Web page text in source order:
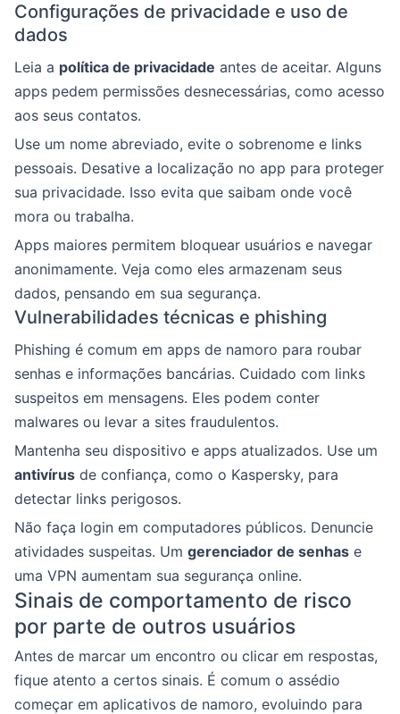
Configurações de privacidade e uso de
dados
Leia a política de privacidade antes de aceitar. Alguns
apps pedem permissões desnecessárias, como acesso
aos seus contatos.
Use um nome abreviado, evite o sobrenome e links
pessoais. Desative a localização no app para proteger
sua privacidade. Isso evita que saibam onde você
mora ou trabalha.
Apps maiores permitem bloquear usuários e navegar
anonimamente. Veja como eles armazenam seus
dados, pensando em sua segurança.
Vulnerabilidades técnicas e phishing
Phishing é comum em apps de namoro para roubar
senhas e informações bancárias. Cuidado com links
suspeitos em mensagens. Eles podem conter
malwares ou levar a sites fraudulentos.
Mantenha seu dispositivo e apps atualizados. Use um
antivírus de confiança, como o Kaspersky, para
detectar links perigosos.
Não faça login em computadores públicos. Denuncie
atividades suspeitas. Um gerenciador de senhas e
uma VPN aumentam sua segurança online.
Sinais de comportamento de risco
por parte de outros usuários
Antes de marcar um encontro ou clicar em respostas,
fique atento a certos sinais. É comum o assédio
começar em aplicativos de namoro, evoluindo para